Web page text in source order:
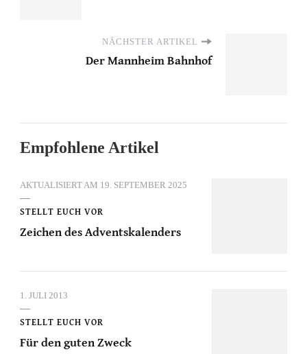
NÄCHSTER ARTIKEL
Der Mannheim Bahnhof
Empfohlene Artikel
AKTUALISIERT AM 19. SEPTEMBER 2025
STELLT EUCH VOR
Zeichen des Adventskalenders
1. JULI 2013
STELLT EUCH VOR
Für den guten Zweck